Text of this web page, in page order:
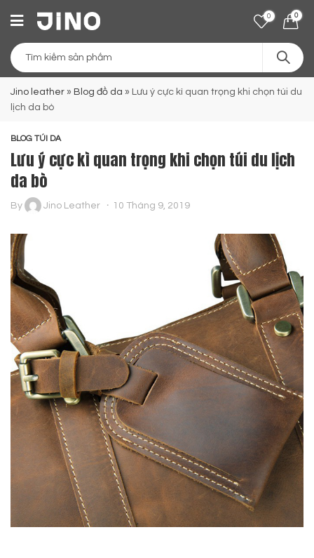
0 0
Jino leather » Blog đồ da » Lưu ý cực kì quan trọng khi chọn túi du
lịch da bò
BLOG TÚI DA
Lưu ý cực kì quan trọng khi chọn túi du lịch
da bò
By Jino Leather 10 Tháng 9, 2019